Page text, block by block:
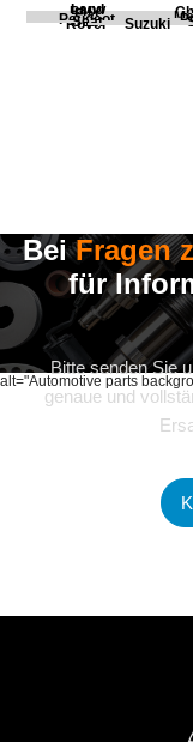
BMW
Fiat
Land
Rover
Peugeot
Seat Suzuki
alt="Automotive parts
BeiFragen
für
Bitte senden Sie
genaue und